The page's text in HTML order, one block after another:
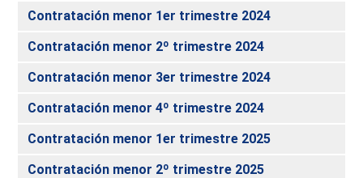
Contratación menor 1er trimestre 2024
Contratación menor 2º trimestre 2024
Contratación menor 3er trimestre 2024
Contratación menor 4º trimestre 2024
Contratación menor 1er trimestre 2025
Contratación menor 2º trimestre 2025